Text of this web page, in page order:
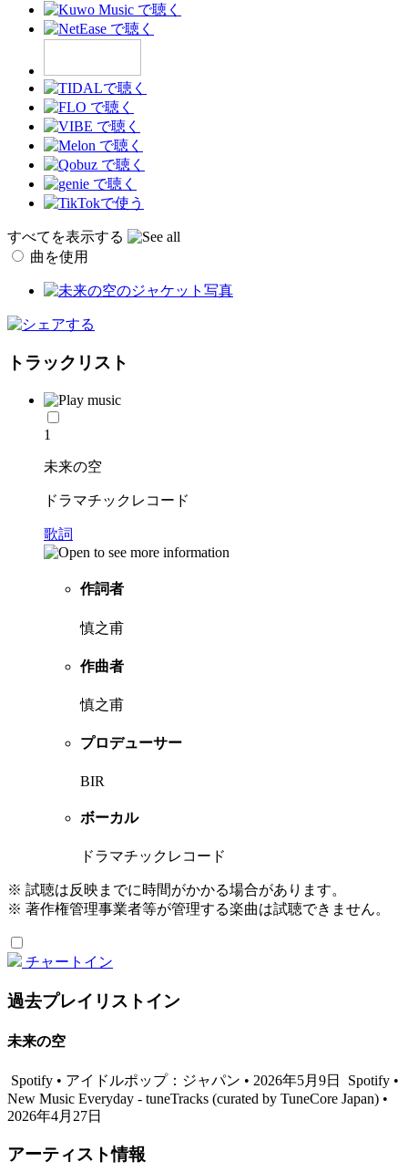
すべてを表示する
曲を使用
トラックリスト
1
未来の空
ドラマチックレコード
歌詞
作詞者
慎之甫
作曲者
慎之甫
プロデューサー
BIR
ボーカル
ドラマチックレコード
※ 試聴は反映までに時間がかかる場合があります。
※ 著作権管理事業者等が管理する楽曲は試聴できません。
チャートイン
過去プレイリストイン
未来の空
Spotify • アイドルポップ：ジャパン • 2026年5月9日
Spotify •
New Music Everyday - tuneTracks (curated by TuneCore Japan) •
2026年4月27日
アーティスト情報